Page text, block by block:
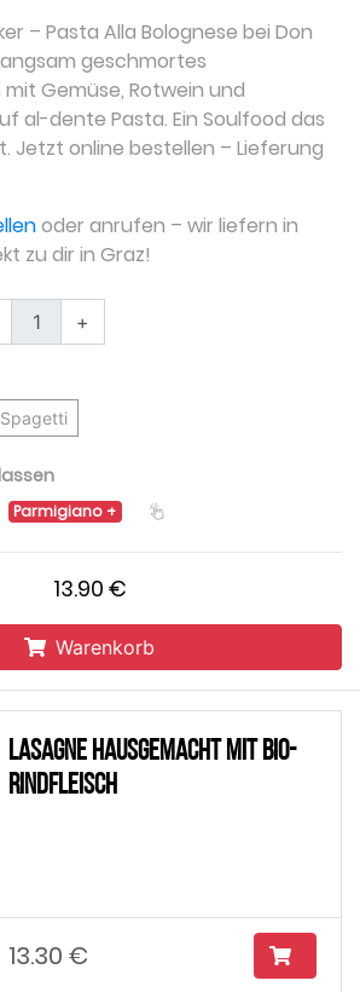
– Pasta Alla Bolognese bei Don
geschmortes
Gemüse, Rotwein und
al-dente Pasta. Ein Soulfood das
Jetzt online bestellen – Lieferung
oder anrufen – wir liefern in
zu dir in Graz!
+
Spagetti
Parmigiano
13.90 €
Warenkorb
Lasagne Hausgemacht mit Bio-
Rindfleisch
13.30 €